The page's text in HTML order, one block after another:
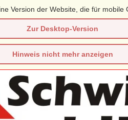
Version der Website, die für mobile
Zur Desktop-Version
Hinweis nicht mehr anzeigen